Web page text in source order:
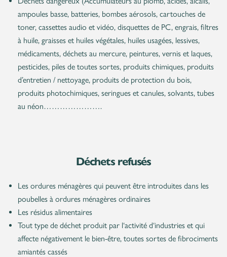
ampoules basse, batteries, bombes aérosols, cartouches de
toner, cassettes audio et vidéo, disquettes de PC, engrais, filtres
à huile, graisses et huiles végétales, huiles usagées, lessives,
médicaments, déchets au mercure, peintures, vernis et laques,
pesticides, piles de toutes sortes, produits chimiques, produits
d’entretien / nettoyage, produits de protection du bois,
produits photochimiques, seringues et canules, solvants, tubes
au néon………………….
Déchets refusés
Les ordures ménagères qui peuvent être introduites dans les
poubelles à ordures ménagères ordinaires
Les résidus alimentaires
Tout type de déchet produit par l‘activité d‘industries et qui
affecte négativement le bien-être, toutes sortes de fibrociments
amiantés cassés